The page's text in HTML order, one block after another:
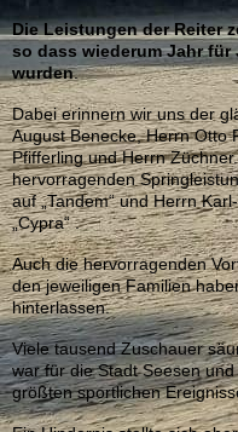
Die Leistungen der Reiter
so dass wiederum Jahr
wurden.
Dabei erinnern wir uns der
August Benecke, Herrn Otto
Pfifferling und Herrn
hervorragenden
auf „Tandem“ und Herrn
„Cypra“ .
Auch die hervorragenden
den jeweiligen Familien
hinterlassen.
Viele tausend Zuschauer
war für die Stadt Seesen
größten sportlichen